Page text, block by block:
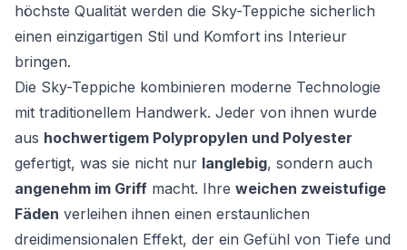
höchste Qualität werden die Sky-Teppiche sicherlich
einen einzigartigen Stil und Komfort ins Interieur
bringen.
Die Sky-Teppiche kombinieren moderne Technologie
mit traditionellem Handwerk. Jeder von ihnen wurde
aus hochwertigem Polypropylen und Polyester
gefertigt, was sie nicht nur langlebig, sondern auch
angenehm im Griff macht. Ihre weichen zweistufige
Fäden verleihen ihnen einen erstaunlichen
dreidimensionalen Effekt, der ein Gefühl von Tiefe und